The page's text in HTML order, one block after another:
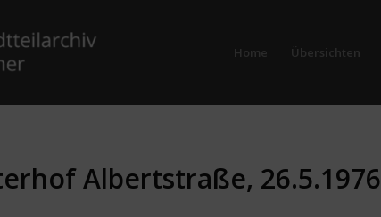
Home Übersichten
Albertstraße, 26.5.1976